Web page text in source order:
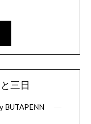
三日
BUTAPENN